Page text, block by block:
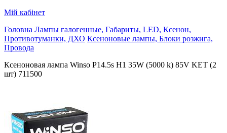
Мій кабінет
Головна Лампы галогенные, Габариты, LED, Ксенон,
Противотуманки, ДХО Ксеноновые лампы, Блоки розжига,
Провода
Ксеноновая лампа Winso P14.5s H1 35W (5000 k) 85V KET (2
шт) 711500